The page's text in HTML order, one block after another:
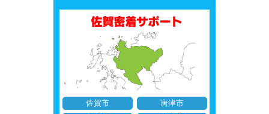
佐賀市
唐津市